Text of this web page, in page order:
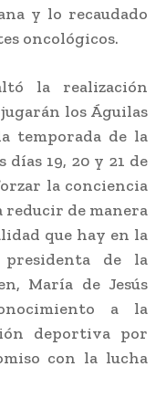
y lo recaudado
oncológicos.
la realización
los Águilas
temporada de la
19, 20 y 21 de
la conciencia
reducir de manera
que hay en la
de la
María de Jesús
a la
deportiva por
con la lucha